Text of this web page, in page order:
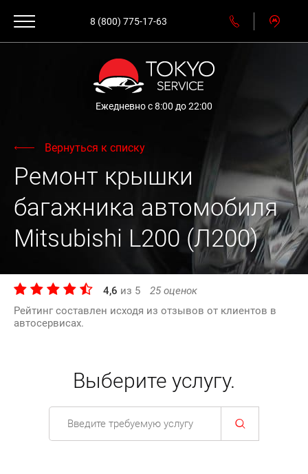
8 (800) 775-17-63
Ежедневно с 8:00 до 22:00
Вернуться к списку
Ремонт крышки
багажника автомобиля
Mitsubishi L200 (Л200)
4,6 из 5 25оценок
Рейтинг составлен исходя из отзывов от клиентов в
автосервисах.
Выберите услугу.